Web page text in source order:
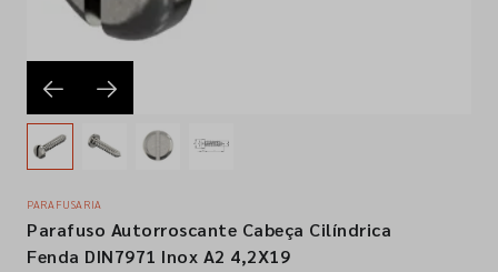
Favoritos
Empresa
Contactos
Siga-nos nas redes sociais
PARAFUSARIA
Parafuso Autorroscante Cabeça Cilíndrica
Fenda DIN7971 Inox A2 4,2X19